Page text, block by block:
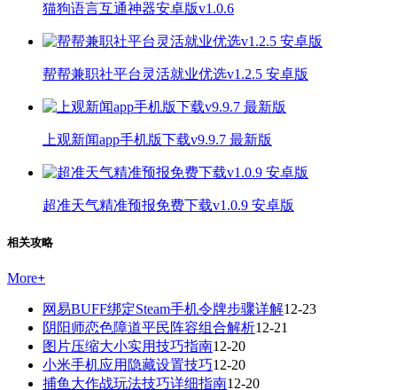
猫狗语言互通神器安卓版v1.0.6
帮帮兼职社平台灵活就业优选v1.2.5 安卓版
上观新闻app手机版下载v9.9.7 最新版
超准天气精准预报免费下载v1.0.9 安卓版
相关攻略
More+
网易BUFF绑定Steam手机令牌步骤详解12-23
阴阳师恋色障道平民阵容组合解析12-21
图片压缩大小实用技巧指南12-20
小米手机应用隐藏设置技巧12-20
捕鱼大作战玩法技巧详细指南12-20